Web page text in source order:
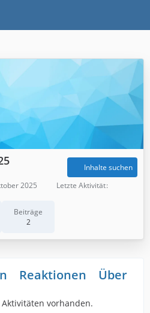
Beiträge
2
Inhalte suchen
2025
Letzte Aktivität
Reaktionen Über
vorhanden.